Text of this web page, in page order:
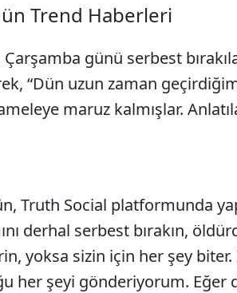
Trend Haberleri
günü serbest
“Dün uzun zaman
maruz kalmışlar.
Truth Social platformunda
derhal serbest bırakın,
yoksa sizin için her şey
her şeyi gönderiyorum. Eğer